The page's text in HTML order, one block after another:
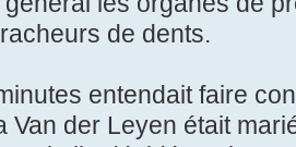
de dents.
entendait faire
Van der Leyen était